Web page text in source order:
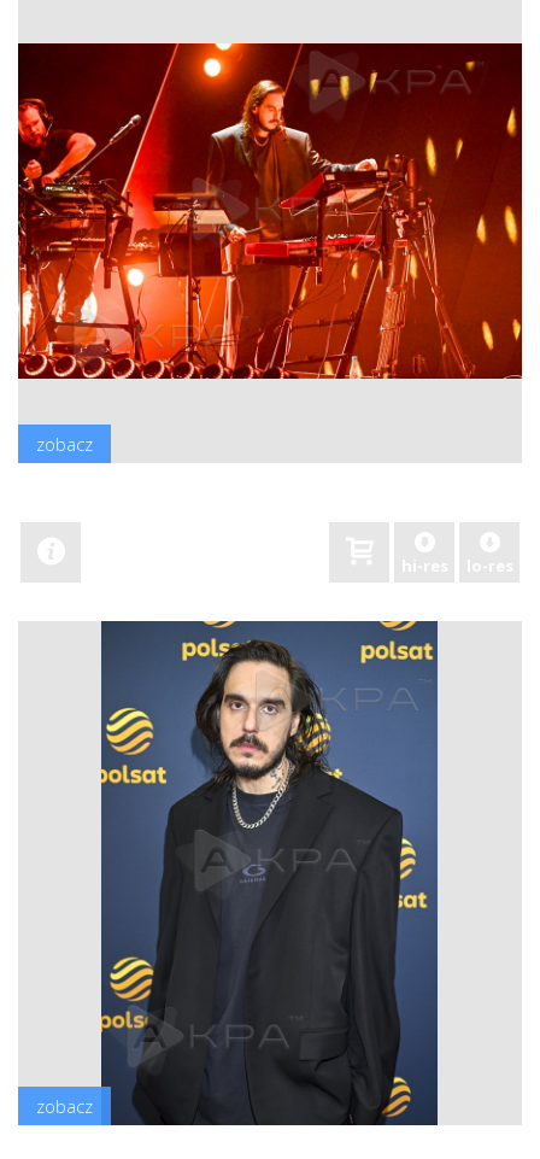
zobacz
hi-res lo-res
zobacz